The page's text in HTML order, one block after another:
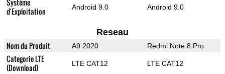
Système
d'Exploitation
Android 9.0 Android 9.0
Reseau
Nom du Produit A9 2020 Redmi Note 8 Pro
Categorie LTE
(Download)
LTE CAT12 LTE CAT12